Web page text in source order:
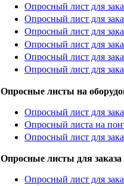
Опросный лист для
Опросный лист для
Опросный лист для
Опросный лист для
Опросный лист для
Опросный лист для
Опросные листы на
Опросный лист для
Опросный листа на
Опросный лист для
Опросные листы для заказа
Опросный лист для